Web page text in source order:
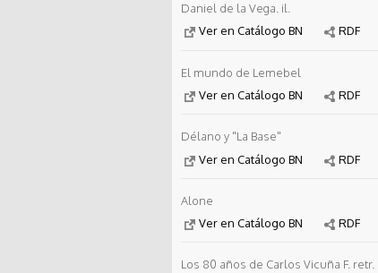
Daniel de la Vega. il.
Ver en Catálogo BN
RDF
El mundo de Lemebel
Ver en Catálogo BN
RDF
Délano y "La Base"
Ver en Catálogo BN
RDF
Alone
Ver en Catálogo BN
RDF
Los 80 años de Carlos Vicuña F. retr.